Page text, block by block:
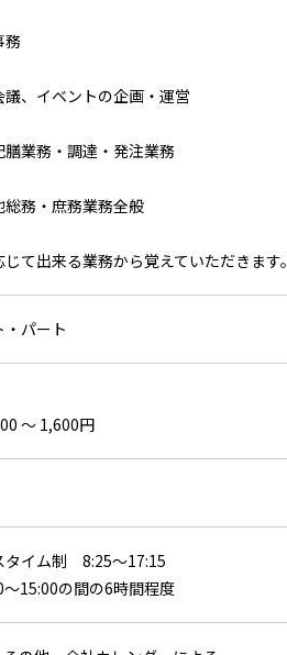
務
議、イベントの企画・運営
膳業務・調達・発注業務
総務・庶務業務全般
て出来る業務から覚えていただきます。
パート
〜 1,600円
タイム制 8:25～17:15
～15:00の間の6時間程度